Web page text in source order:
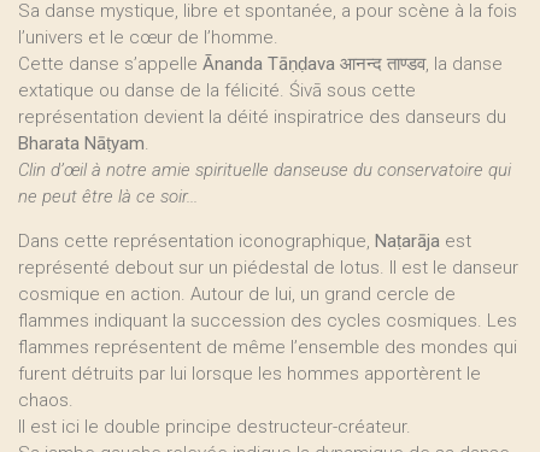
Sa danse mystique, libre et spontanée, a pour scène à la fois
l’univers et le cœur de l’homme.
Cette danse s’appelle Ānanda Tāṇḍava आनन्द ताण्डव, la danse
extatique ou danse de la félicité. Śivā sous cette
représentation devient la déité inspiratrice des danseurs du
Bharata Nāṭyam.
Clin d’œil à notre amie spirituelle danseuse du conservatoire qui
ne peut être là ce soir...
Dans cette représentation iconographique, Naṭarāja est
représenté debout sur un piédestal de lotus. Il est le danseur
cosmique en action. Autour de lui, un grand cercle de
flammes indiquant la succession des cycles cosmiques. Les
flammes représentent de même l’ensemble des mondes qui
furent détruits par lui lorsque les hommes apportèrent le
chaos.
Il est ici le double principe destructeur-créateur.